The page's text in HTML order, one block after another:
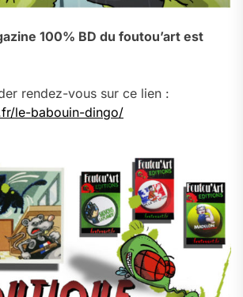
100% BD du foutou’art est
rendez-vous sur ce lien :
le-babouin-dingo/